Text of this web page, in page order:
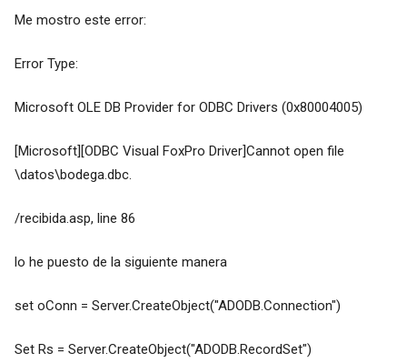
Me mostro este error:
Error Type:
Microsoft OLE DB Provider for ODBC Drivers (0x80004005)
[Microsoft][ODBC Visual FoxPro Driver]Cannot open file
\datos\bodega.dbc.
/recibida.asp, line 86
lo he puesto de la siguiente manera
set oConn = Server.CreateObject("ADODB.Connection")
Set Rs = Server.CreateObject("ADODB.RecordSet")